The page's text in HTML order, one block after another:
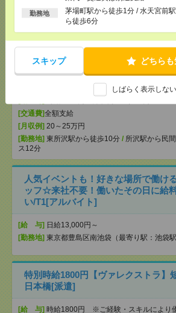
勤務地
茅場町駅から徒歩1分 / 水天宮前
ら徒歩6分
スキップ どちらも
しばらく表示しない
[月収例]25～30万円
東京駅から徒歩1分
1750円＊【図書館や博物館が好きな
まれてお仕事＊事務[派遣]
[交通費]全額支給
[月収例] 20～25万円
[勤務地] 東所沢駅から徒歩10分 / 所沢駅から民
ス12分
人気イベントも！好きな場所で働け
ッフ☆来社不要！働いたその日に給
い/T1[アルバイト]
[給 与] 日給13,000円～
[勤務地] 東京都豊島区南池袋（最寄り駅：池袋駅
特別時給1800円【ヴァレクストラ】
日本橋[派遣]
[給 与] 時給1800円 ※ご経験・スキルにより